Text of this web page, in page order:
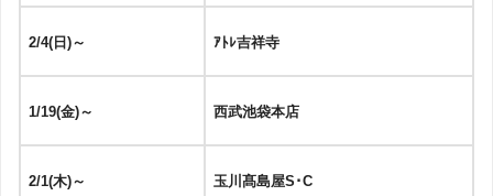
2/4(日)～ ｱﾄﾚ吉祥寺
1/19(金)～ 西武池袋本店
2/1(木)～ 玉川髙島屋S･C